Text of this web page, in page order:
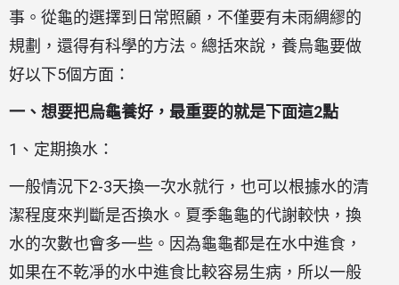
事。從龜的選擇到日常照顧，不僅要有未雨綢繆的
規劃，還得有科學的方法。總括來說，養烏龜要做
好以下5個方面：
一、想要把烏龜養好，最重要的就是下面這2點
1、定期換水：
一般情況下2-3天換一次水就行，也可以根據水的清
潔程度來判斷是否換水。夏季龜龜的代謝較快，換
水的次數也會多一些。因為龜龜都是在水中進食，
如果在不乾凈的水中進食比較容易生病，所以一般